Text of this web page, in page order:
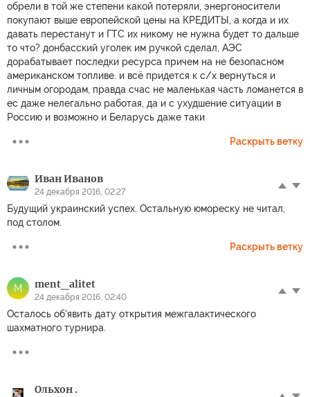
обрели в той же степени какой потеряли, энергоносители
покупают выше европейской цены на КРЕДИТЫ, а когда и их
давать перестанут и ГТС их никому не нужна будет то дальше
то что? донбасский уголек им ручкой сделал, АЭС
дорабатывает последки ресурса причем на не безопасном
американском топливе. и всё придется к с/х вернуться и
личным огородам, правда счас не маленькая часть ломанется в
ес даже нелегально работая, да и с ухудшение ситуации в
Россию и возможно и Беларусь даже таки
Раскрыть ветку
Иван Иванов
24 декабря 2016, 02:27
Будущий украинский успех. Остальную юмореску не читал,
под столом.
Раскрыть ветку
M ment_alitet
24 декабря 2016, 02:40
Осталось об'явить дату открытия межгалактического
шахматного турнира.
Ольхон .